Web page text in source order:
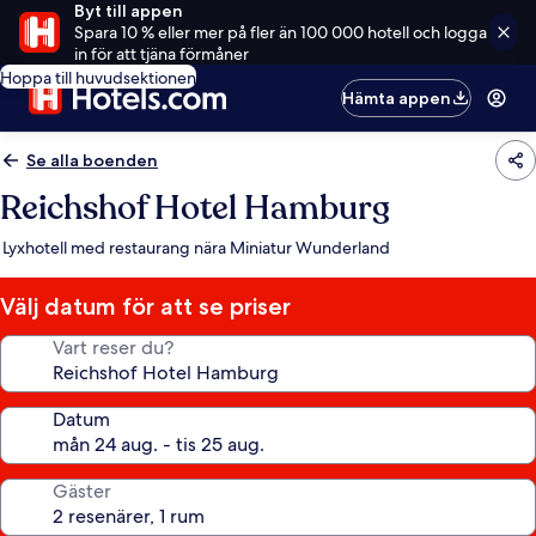
Byt till appen
Spara 10 % eller mer på fler än 100 000 hotell och logga
in för att tjäna förmåner
Hoppa till huvudsektionen
Hämta appen
Se alla boenden
Reichshof Hotel Hamburg
Lyxhotell med restaurang nära Miniatur Wunderland
Välj datum för att se priser
Vart reser du?
Datum
Gäster